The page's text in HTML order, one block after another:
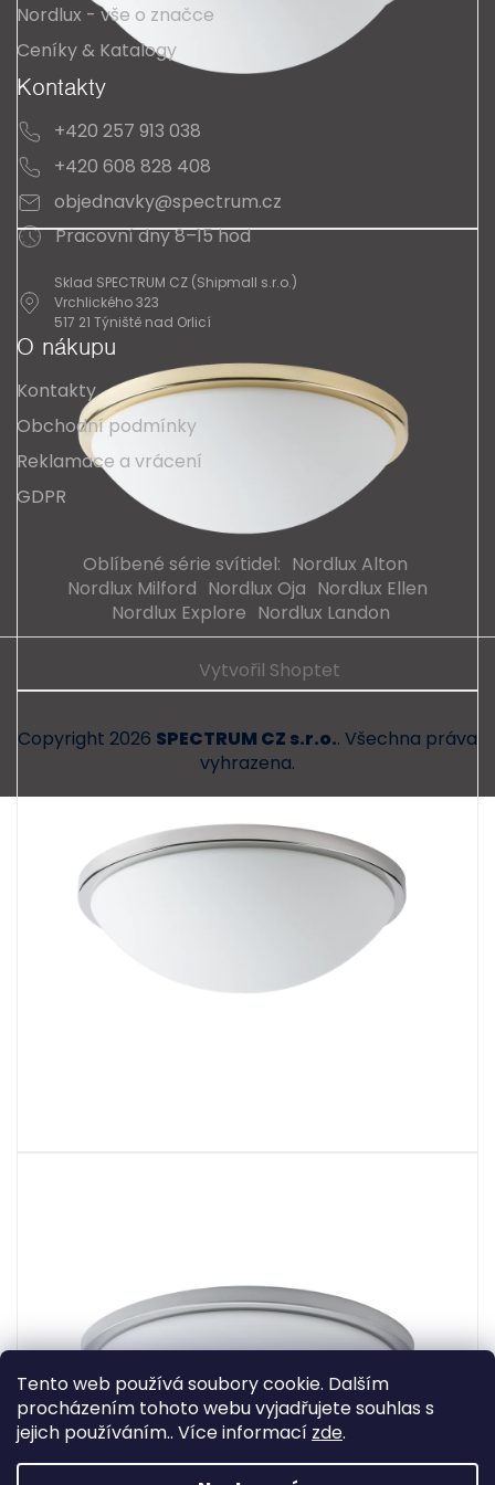
Tento web používá soubory cookie. Dalším
procházením tohoto webu vyjadřujete souhlas s
jejich používáním.. Více informací zde.
Nordlux - vše o značce
Ceníky & Katalogy
Kontakty
+420 257 913 038
+420 608 828 408
objednavky@spectrum.cz
Pracovní dny 8–15 hod
Sklad SPECTRUM CZ (Shipmall s.r.o.)
Vrchlického 323
517 21 Týniště nad Orlicí
O nákupu
Kontakty
Obchodní podmínky
Reklamace a vrácení
GDPR
Oblíbené série svítidel: Nordlux Alton
Nordlux Milford Nordlux Oja Nordlux Ellen
Nordlux Explore Nordlux Landon
Vytvořil Shoptet
Copyright 2026 SPECTRUM CZ s.r.o.. Všechna práva
vyhrazena.